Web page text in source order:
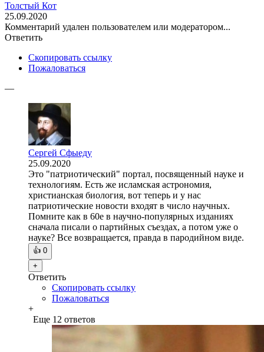
Толстый Кот
25.09.2020
Комментарий удален пользователем или модератором...
Ответить
Скопировать ссылку
Пожаловаться
—
Сергей Сфыеду
25.09.2020
Это "патриотический" портал, посвященный науке и
технологиям. Есть же исламская астрономия,
христианская биология, вот теперь и у нас
патриотические новости входят в число научных.
Помните как в 60е в научно-популярных изданиях
сначала писали о партийных съездах, а потом уже о
науке? Все возвращается, правда в пародийном виде.
👍 0
+
Ответить
Скопировать ссылку
Пожаловаться
+
Еще 12 ответов